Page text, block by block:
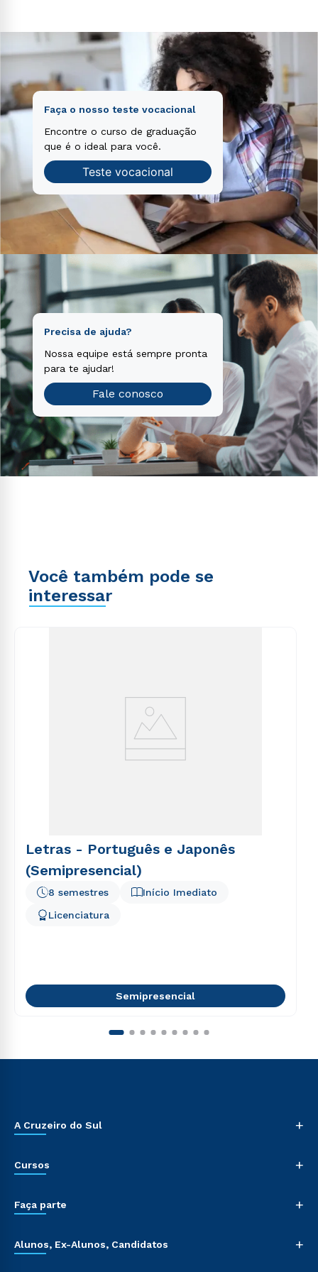
Faça o nosso teste vocacional
Encontre o curso de graduação
que é o ideal para você.
Teste vocacional
Precisa de ajuda?
Nossa equipe está sempre pronta
para te ajudar!
Fale conosco
Você também pode se
interessar
Letras - Português e Japonês
(Semipresencial)
Início Imediato
8 semestres
Licenciatura
Semipresencial
A Cruzeiro do Sul +
Cursos +
Faça parte +
Alunos, Ex-Alunos, Candidatos +